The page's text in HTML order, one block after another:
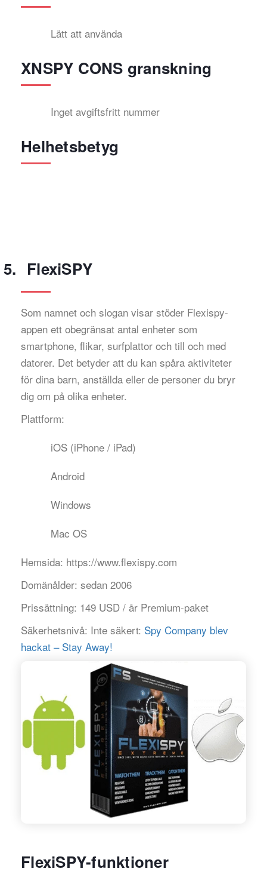
Lätt att använda
XNSPY CONS granskning
Inget avgiftsfritt nummer
Helhetsbetyg
FlexiSPY
Som namnet och slogan visar stöder Flexispy-
appen ett obegränsat antal enheter som
smartphone, flikar, surfplattor och till och med
datorer. Det betyder att du kan spåra aktiviteter
för dina barn, anställda eller de personer du bryr
dig om på olika enheter.
Plattform:
iOS (iPhone / iPad)
Android
Windows
Mac OS
Hemsida: https://www.flexispy.com
Domänålder: sedan 2006
Prissättning: 149 USD / år Premium-paket
Säkerhetsnivå: Inte säkert: Spy Company blev
hackat – Stay Away!
FlexiSPY-funktioner